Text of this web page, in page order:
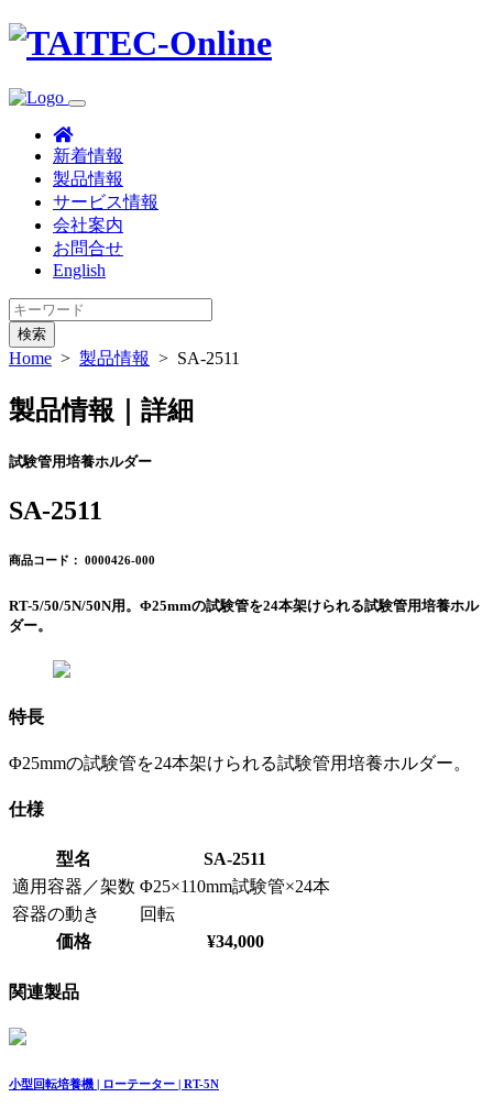
新着情報
製品情報
サービス情報
会社案内
お問合せ
English
検索
Home > 製品情報 > SA-2511
製品情報｜詳細
試験管用培養ホルダー
SA-2511
商品コード： 0000426-000
RT-5/50/5N/50N用。Φ25mmの試験管を24本架けられる試験管用培養ホル
ダー。
特長
Φ25mmの試験管を24本架けられる試験管用培養ホルダー。
仕様
型名
SA-2511
適用容器／架数 Φ25×110mm試験管×24本
容器の動き
回転
価格
¥34,000
関連製品
小型回転培養機 | ローテーター | RT-5N